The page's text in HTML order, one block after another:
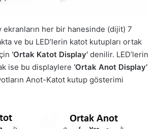
her bir hanesinde (dijit) 7
ve bu LED’lerin katot kutupları ortak
‘Ortak Katot Display’ denilir. LED’lerin
ise bu displaylere ‘Ortak Anot Display’
Anot-Katot kutup gösterimi